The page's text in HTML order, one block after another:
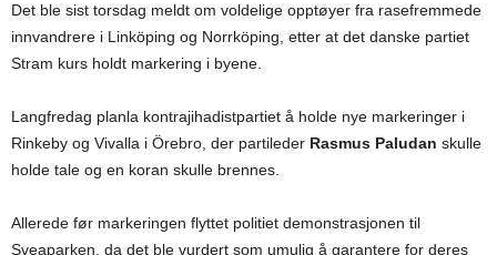
Det ble sist torsdag meldt om voldelige opptøyer fra rasefremmede
innvandrere i Linköping og Norrköping, etter at det danske partiet
Stram kurs holdt markering i byene.
Langfredag ​​planla kontrajihadistpartiet å holde nye markeringer i
Rinkeby og Vivalla i Örebro, der partileder Rasmus Paludan skulle
holde tale og en koran skulle brennes.
Allerede før markeringen flyttet politiet demonstrasjonen til
Sveaparken, da det ble vurdert som umulig å garantere for deres